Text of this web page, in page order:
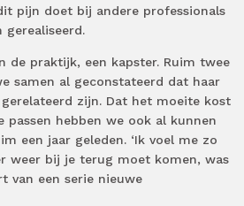
pijn doet bij andere professionals
de praktijk, een kapster. Ruim twee
samen al geconstateerd dat haar
zijn. Dat het moeite kost
passen hebben we ook al kunnen
een jaar geleden. ‘Ik voel me zo
weer bij je terug moet komen, was
van een serie nieuwe